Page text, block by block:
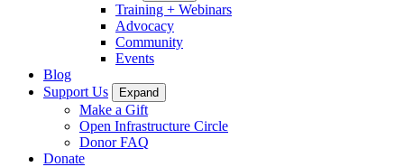
Training + Webinars
Advocacy
Community
Events
Blog
Support Us
Expand
Make a Gift
Open Infrastructure Circle
Donor FAQ
Donate